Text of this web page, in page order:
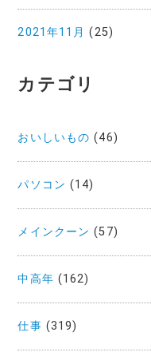
2021年11月 (25)
カテゴリ
おいしいもの (46)
パソコン (14)
メインクーン (57)
中高年 (162)
仕事 (319)